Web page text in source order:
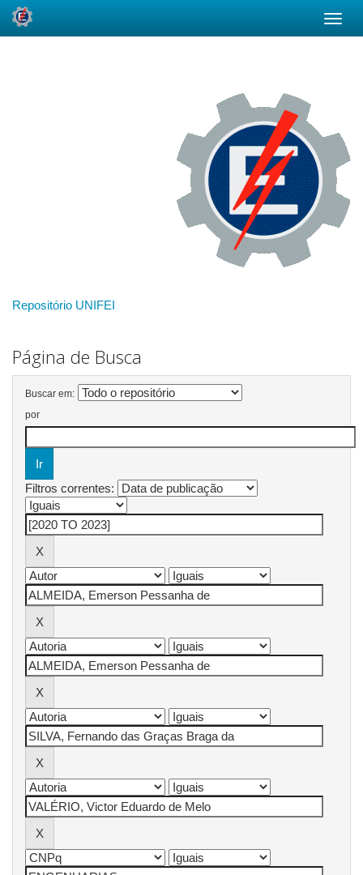
Repositório UNIFEI
Página de Busca
Buscar em:
por
Filtros correntes: